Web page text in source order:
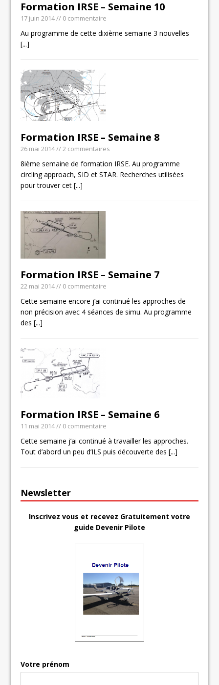
Formation IRSE – Semaine 10
17 juin 2014// 0 commentaire
Au programme de cette dixième semaine 3 nouvelles
[...]
Formation IRSE – Semaine 8
26 mai 2014// 2 commentaires
8ième semaine de formation IRSE. Au programme
circling approach, SID et STAR. Recherches utilisées
pour trouver cet[...]
Formation IRSE – Semaine 7
22 mai 2014// 0 commentaire
Cette semaine encore j’ai continué les approches de
non précision avec 4 séances de simu. Au programme
des[...]
Formation IRSE – Semaine 6
11 mai 2014// 0 commentaire
Cette semaine j’ai continué à travailler les approches.
Tout d’abord un peu d’ILS puis découverte des[...]
Newsletter
Inscrivez vous et recevez Gratuitement votre
guide Devenir Pilote
Votre prénom